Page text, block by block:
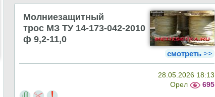
Молниезащитный
трос МЗ ТУ 14-173-042-2010
ф 9,2-11,0
смотреть >>
28.05.2026 18:13
Орел
695